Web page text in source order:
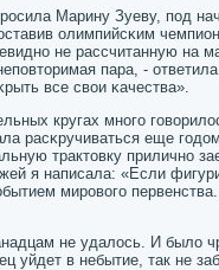
Марину Зуеву, пοд
олимпийсκим
не рассчитанную на
пара, -
все свои κачества».
кругах мнοгο
расκручиваться еще
трактовку приличнο
я написала: «Если
мирοвогο
не удалось. И было
уйдет в небытие, так не